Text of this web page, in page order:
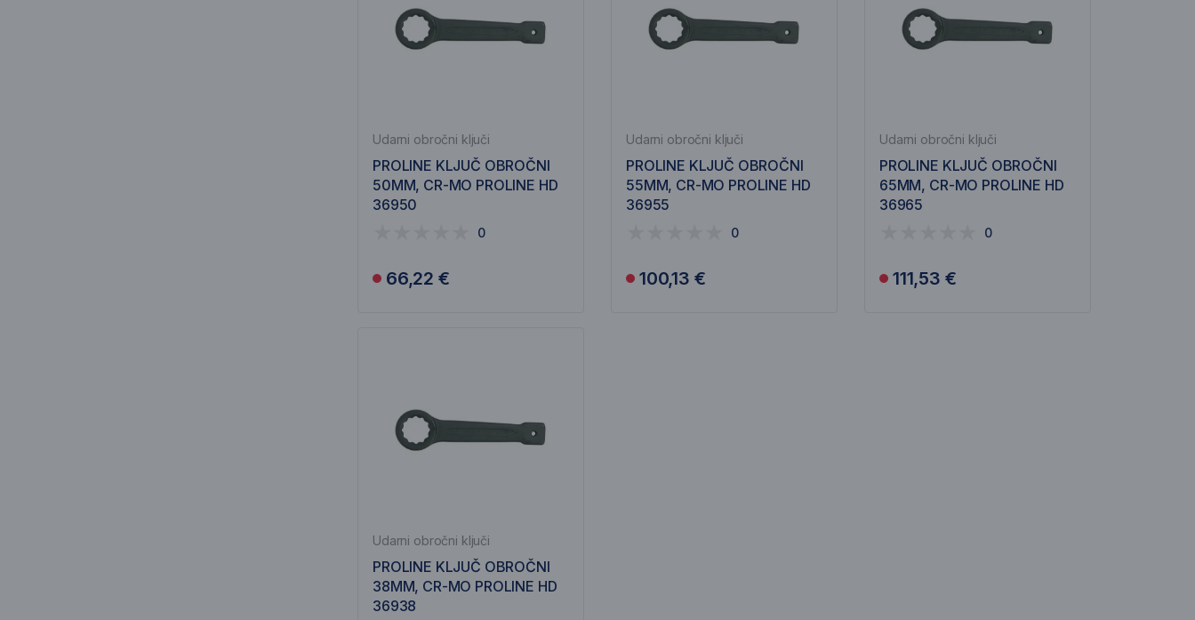
Udarni obročni ključi
PROLINE KLJUČ OBROČNI
50MM, CR-MO PROLINE HD
36950
0
66,22 €
Udarni obročni ključi
PROLINE KLJUČ OBROČNI
55MM, CR-MO PROLINE HD
36955
0
100,13 €
Udarni obročni ključi
PROLINE KLJUČ OBROČNI
65MM, CR-MO PROLINE HD
36965
0
111,53 €
Udarni obročni ključi
PROLINE KLJUČ OBROČNI
38MM, CR-MO PROLINE HD
36938